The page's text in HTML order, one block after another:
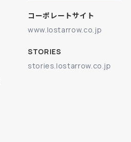
コーポレートサイト
www.lostarrow.co.jp
STORIES
stories.lostarrow.co.jp